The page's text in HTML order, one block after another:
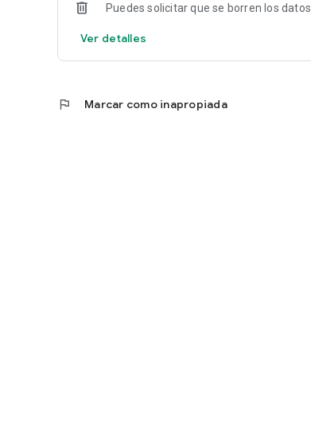
Puedes solicitar que se borren los datos
Ver detalles
flag Marcar como inapropiada